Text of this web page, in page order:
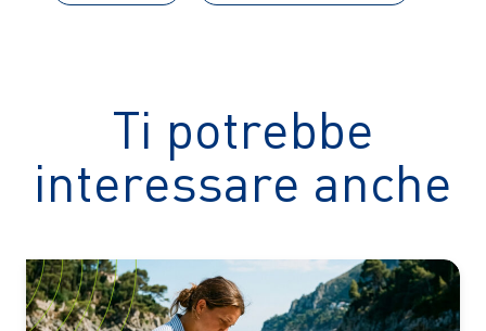
Ti potrebbe
interessare anche